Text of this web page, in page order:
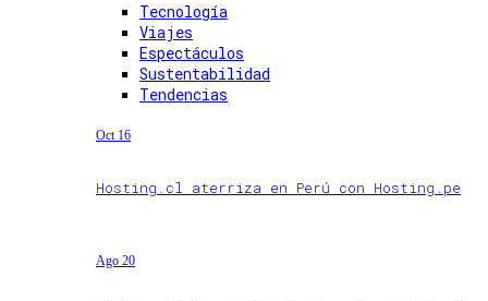
Tecnología
Viajes
Espectáculos
Sustentabilidad
Tendencias
Oct 16
Hosting.cl aterriza en Perú con Hosting.pe
Ago 20